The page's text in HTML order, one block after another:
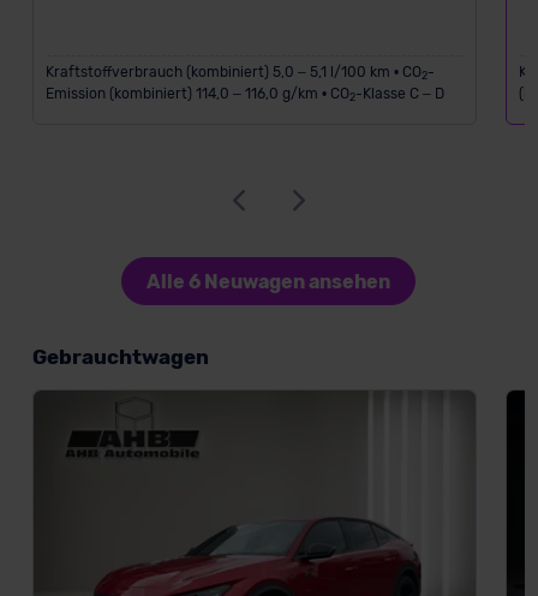
Kraftstoffverbrauch (kombiniert) 5,0 – 5,1 l/100 km • CO2-
Emission (kombiniert) 114,0 – 116,0 g/km • CO2-Klasse C – D
Alle 6 Neuwagen ansehen
Gebrauchtwagen